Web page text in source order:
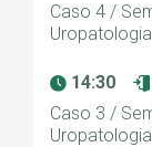
Caso 4 /
14:30
Caso 3 /